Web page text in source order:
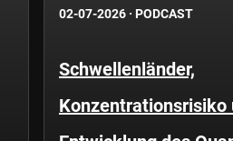
02-07-2026 · PODCAST
Schwellenländer,
Konzentrationsrisiko